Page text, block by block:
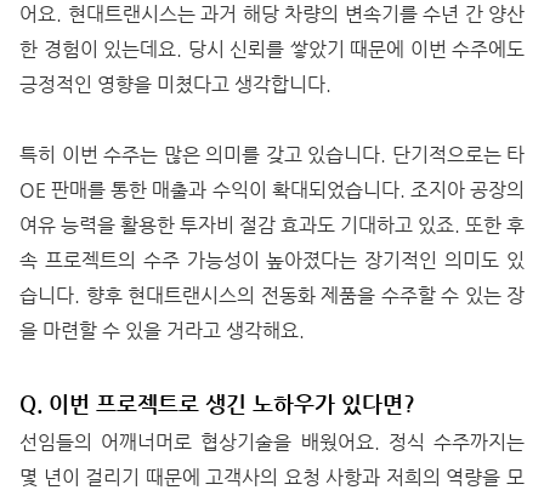
어요. 현대트랜시스는 과거 해당 차량의 변속기를 수년 간 양산
한 경험이 있는데요. 당시 신뢰를 쌓았기 때문에 이번 수주에도
긍정적인 영향을 미쳤다고 생각합니다.
특히 이번 수주는 많은 의미를 갖고 있습니다. 단기적으로는 타
OE 판매를 통한 매출과 수익이 확대되었습니다. 조지아 공장의
여유 능력을 활용한 투자비 절감 효과도 기대하고 있죠. 또한 후
속 프로젝트의 수주 가능성이 높아졌다는 장기적인 의미도 있
습니다. 향후 현대트랜시스의 전동화 제품을 수주할 수 있는 장
을 마련할 수 있을 거라고 생각해요.
Q. 이번 프로젝트로 생긴 노하우가 있다면?
선임들의 어깨너머로 협상기술을 배웠어요. 정식 수주까지는
몇 년이 걸리기 때문에 고객사의 요청 사항과 저희의 역량을 모